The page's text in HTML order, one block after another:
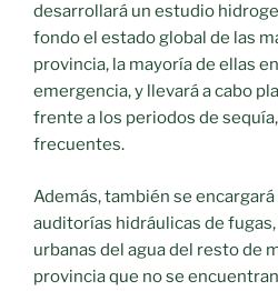
desarrollará un estudio
fondo el estado global de las
provincia, la mayoría de ellas
emergencia, y llevará a cabo
frente a los periodos de
frecuentes.
Además, también se encargará
auditorías hidráulicas de
urbanas del agua del resto de
provincia que no se